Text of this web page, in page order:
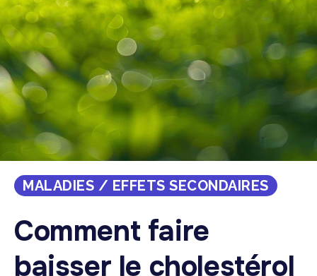
MALADIES / EFFETS SECONDAIRES
Comment faire
baisser le cholestérol